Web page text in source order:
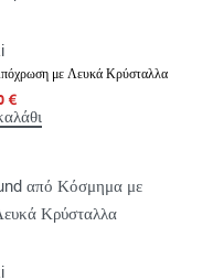
με Λευκά Κρύσταλλα
€